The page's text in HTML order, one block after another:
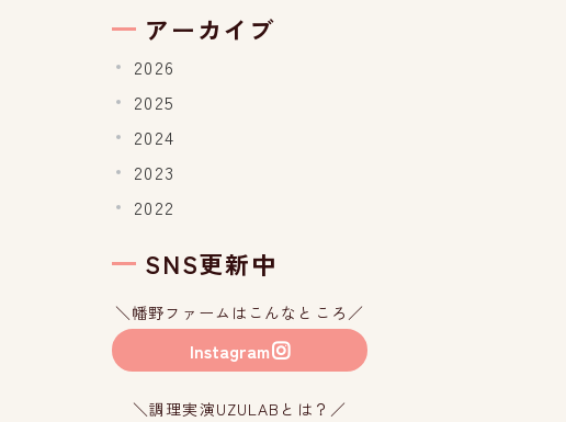
アーカイブ
2026
2025
2024
2023
2022
SNS更新中
＼幡野ファームはこんなところ／
Instagram
＼調理実演UZULABとは？／